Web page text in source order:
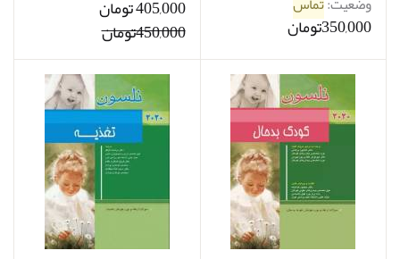
350,000تومان
405,000 تومان
450,000تومان